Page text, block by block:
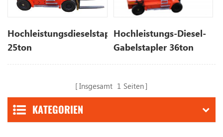
Hochleistungsdieselstapler
25ton
Hochleistungs-Diesel-
Gabelstapler 36ton
Insgesamt 1 Seiten
KATEGORIEN